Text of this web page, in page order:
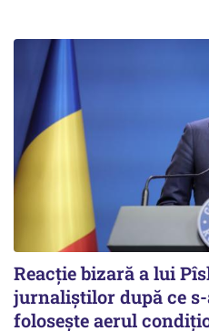
Reacție bizară a lui
jurnaliștilor după ce
folosește aerul